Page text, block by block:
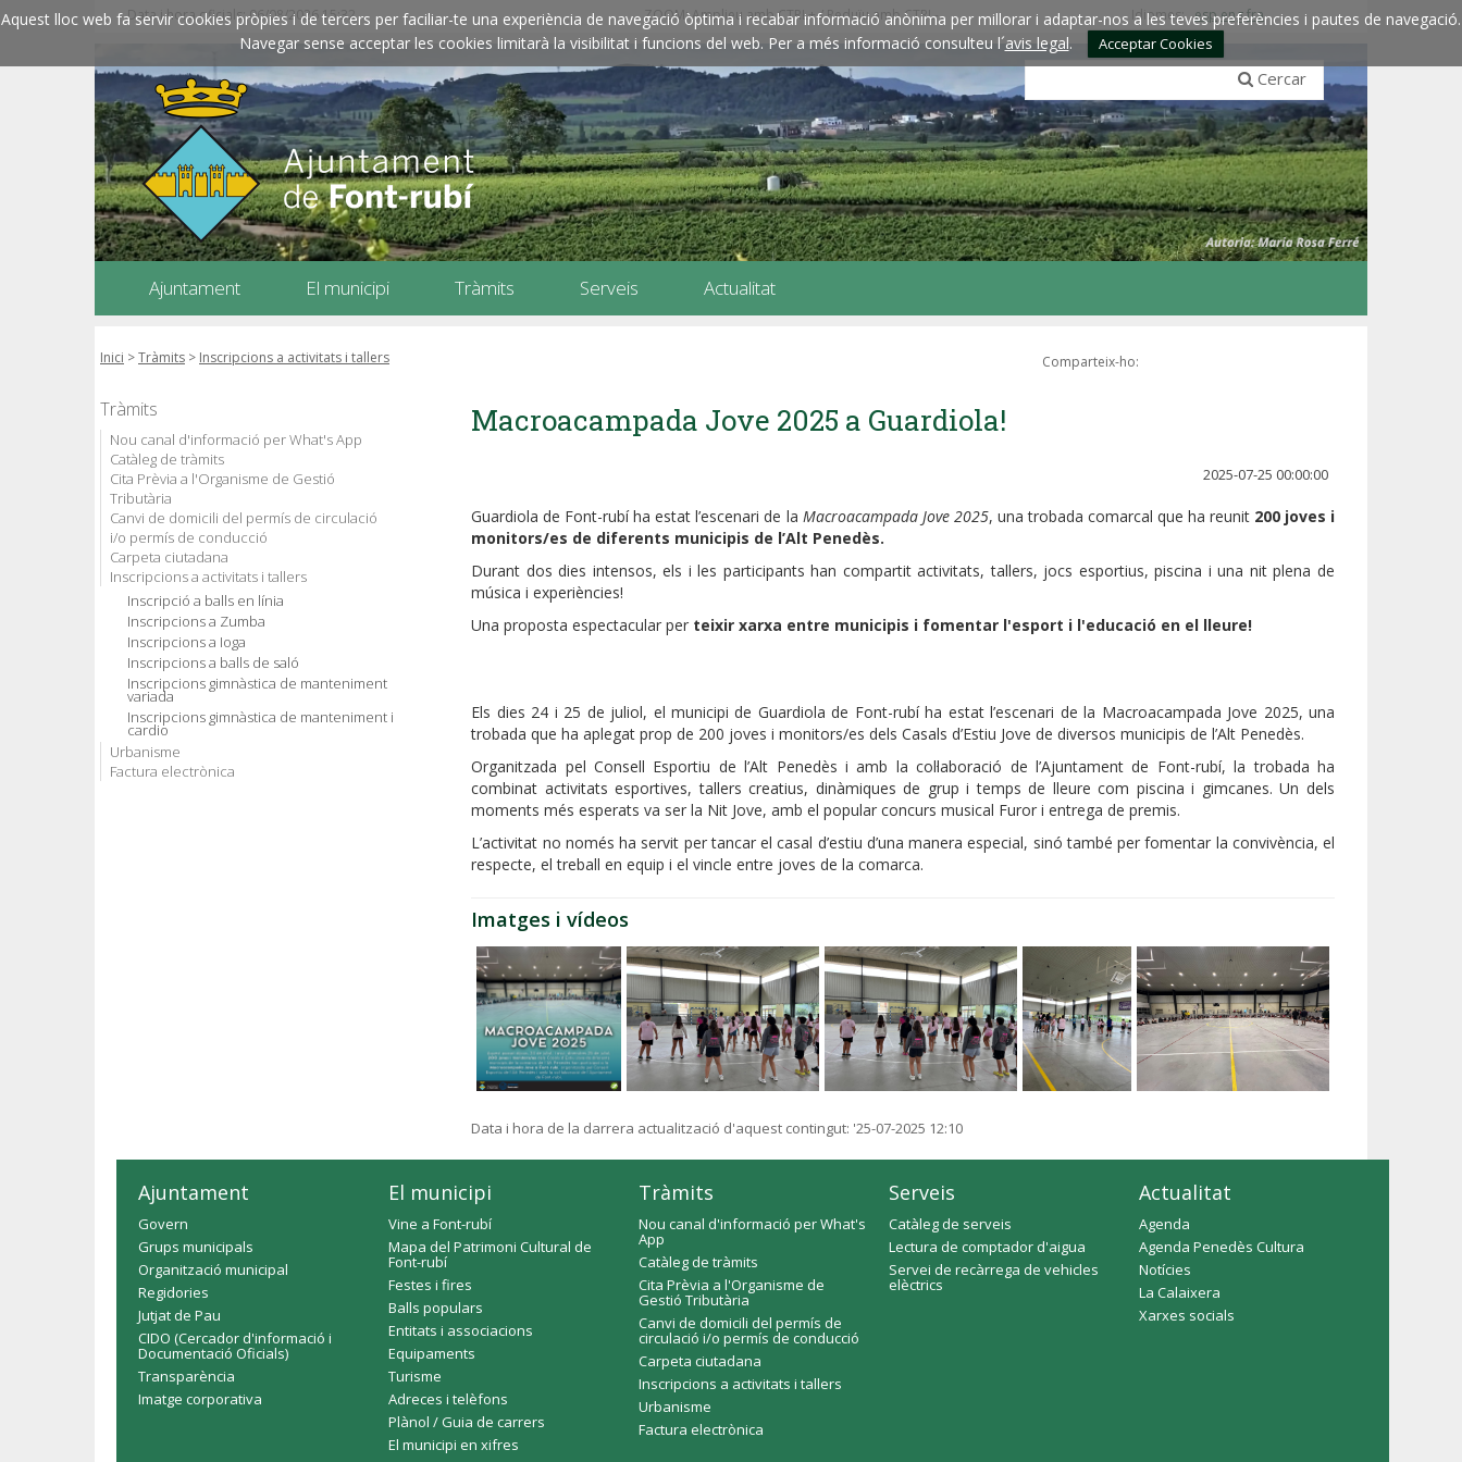
Aquest lloc web fa servir cookies pròpies i de tercers per faciliar-te una experiència de navegació òptima i recabar informació anònima per millorar i adaptar-nos a les teves preferències i pautes de navegació.
Navegar sense acceptar les cookies limitarà la visibilitat i funcions del web. Per a més informació consulteu l´avis legal. Acceptar Cookies
Data i hora oficials: 06/08/2026 15:32 ZOOM: Amplieu amb CTRL+ / Reduïu amb CTRL- Idiomes:esp engfra
Cercar
Ajuntament El municipi Tràmits Serveis Actualitat
Inici >Tràmits > Inscripcions a activitats i tallers Comparteix-ho:
Tràmits
Nou canal d'informació per What's App
Catàleg de tràmits
Cita Prèvia a l'Organisme de Gestió
Tributària
Canvi de domicili del permís de circulació
i/o permís de conducció
Carpeta ciutadana
Inscripcions a activitats i tallers
Inscripció a balls en línia
Inscripcions a Zumba
Inscripcions a Ioga
Inscripcions a balls de saló
Inscripcions gimnàstica de manteniment
variada
Inscripcions gimnàstica de manteniment i
cardio
Urbanisme
Factura electrònica
Macroacampada Jove 2025 a Guardiola!
2025-07-25 00:00:00
Guardiola de Font-rubí ha estat l’escenari de la Macroacampada Jove 2025, una trobada comarcal que ha reunit 200 joves i
monitors/es de diferents municipis de l’Alt Penedès.
Durant dos dies intensos, els i les participants han compartit activitats, tallers, jocs esportius, piscina i una nit plena de
música i experiències!
Una proposta espectacular per teixir xarxa entre municipis i fomentar l'esport i l'educació en el lleure!
Els dies 24 i 25 de juliol, el municipi de Guardiola de Font-rubí ha estat l’escenari de la Macroacampada Jove 2025, una
trobada que ha aplegat prop de 200 joves i monitors/es dels Casals d’Estiu Jove de diversos municipis de l’Alt Penedès.
Organitzada pel Consell Esportiu de l’Alt Penedès i amb la col·laboració de l’Ajuntament de Font-rubí, la trobada ha
combinat activitats esportives, tallers creatius, dinàmiques de grup i temps de lleure com piscina i gimcanes. Un dels
moments més esperats va ser la Nit Jove, amb el popular concurs musical Furor i entrega de premis.
L’activitat no només ha servit per tancar el casal d’estiu d’una manera especial, sinó també per fomentar la convivència, el
respecte, el treball en equip i el vincle entre joves de la comarca.
Imatges i vídeos
Data i hora de la darrera actualització d'aquest contingut: '25-07-2025 12:10
Ajuntament
Govern
Grups municipals
Organització municipal
Regidories
Jutjat de Pau
CIDO (Cercador d'informació i
Documentació Oficials)
Transparència
Imatge corporativa
El municipi
Vine a Font-rubí
Mapa del Patrimoni Cultural de
Font-rubí
Festes i fires
Balls populars
Entitats i associacions
Equipaments
Turisme
Adreces i telèfons
Plànol / Guia de carrers
El municipi en xifres
Tràmits
Nou canal d'informació per What's
App
Catàleg de tràmits
Cita Prèvia a l'Organisme de
Gestió Tributària
Canvi de domicili del permís de
circulació i/o permís de conducció
Carpeta ciutadana
Inscripcions a activitats i tallers
Urbanisme
Factura electrònica
Serveis
Catàleg de serveis
Lectura de comptador d'aigua
Servei de recàrrega de vehicles
elèctrics
Actualitat
Agenda
Agenda Penedès Cultura
Notícies
La Calaixera
Xarxes socials